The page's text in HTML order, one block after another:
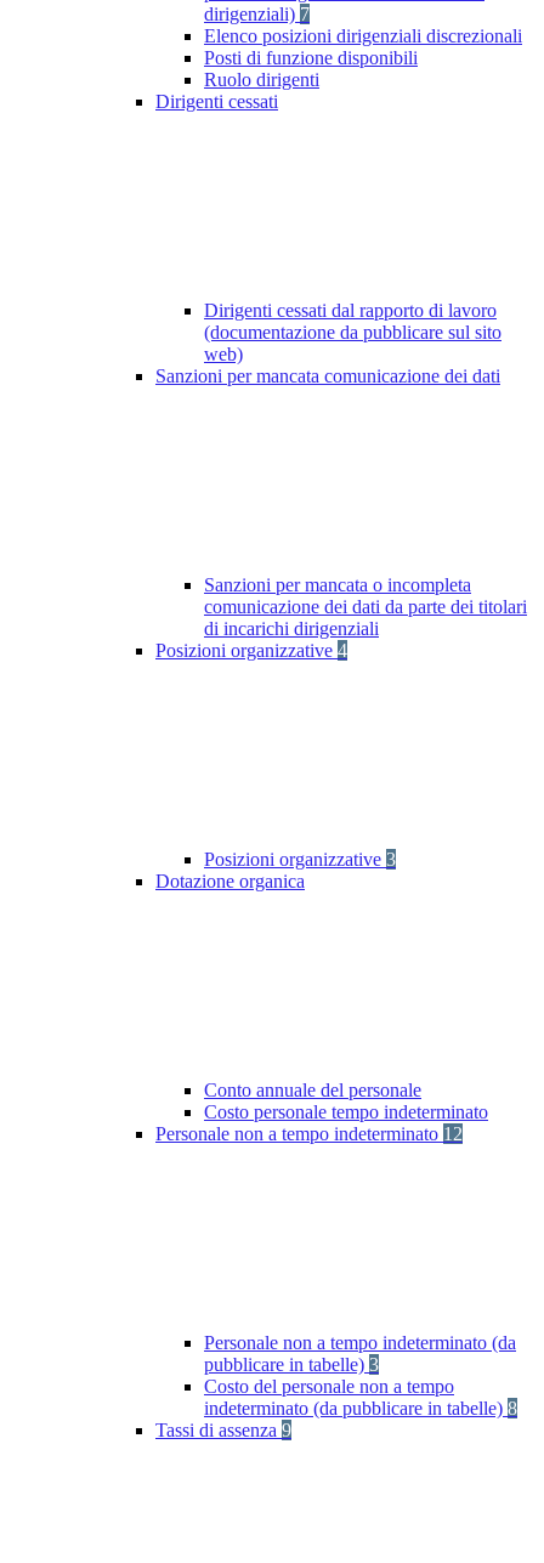
dirigenziali) 7
Elenco posizioni dirigenziali discrezionali
Posti di funzione disponibili
Ruolo dirigenti
Dirigenti cessati
Dirigenti cessati dal rapporto di lavoro
(documentazione da pubblicare sul sito
web)
Sanzioni per mancata comunicazione dei dati
Sanzioni per mancata o incompleta
comunicazione dei dati da parte dei titolari
di incarichi dirigenziali
Posizioni organizzative 4
Posizioni organizzative 3
Dotazione organica
Conto annuale del personale
Costo personale tempo indeterminato
Personale non a tempo indeterminato 12
Personale non a tempo indeterminato (da
pubblicare in tabelle) 3
Costo del personale non a tempo
indeterminato (da pubblicare in tabelle) 8
Tassi di assenza 9